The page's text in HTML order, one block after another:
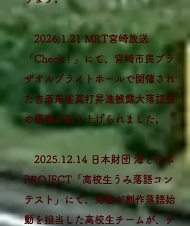
2026.1.21 MRT宮崎放送
「Check！」にて、宮崎市民プラ
ザオルブライトホールで開催され
た吉原馬雀真打昇進披露大落語会
の模様が取り上げられました。
2025.12.14 日本財団 海と日本
PROJECT「高校生うみ落語コン
テスト」にて、馬雀が創作落語始
動を担当した高校生チームが、チ